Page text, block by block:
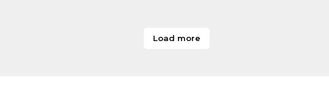
Load more